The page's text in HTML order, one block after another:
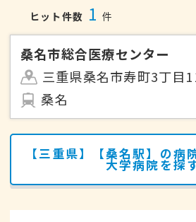
ヒット件数 1 件
桑名市総合医療センター
三重県桑名市寿町3丁目
桑名
【三重県】【桑名駅】の病
大学病院を探